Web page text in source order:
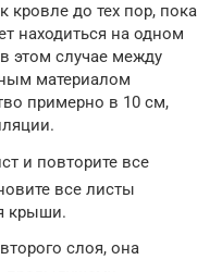
кровле до тех пор, пока
находиться на одном
этом случае между
материалом
примерно в 10 см,
и повторите все
все листы
крыши.
слоя, она